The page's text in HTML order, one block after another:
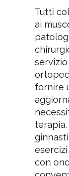
Tutti
ai
fornire
con